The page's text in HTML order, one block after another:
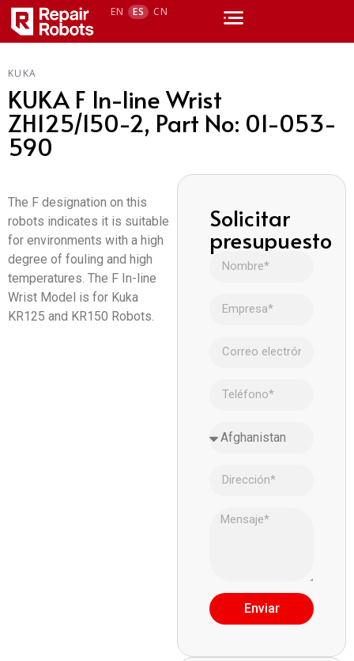
EN ES CN
KUKA
KUKA F In-line Wrist
ZH125/150-2, Part No: 01-053-
590
The F designation on this
robots indicates it is suitable
for environments with a high
degree of fouling and high
temperatures. The F In-line
Wrist Model is for Kuka
KR125 and KR150 Robots.
Solicitar
presupuesto
Enviar